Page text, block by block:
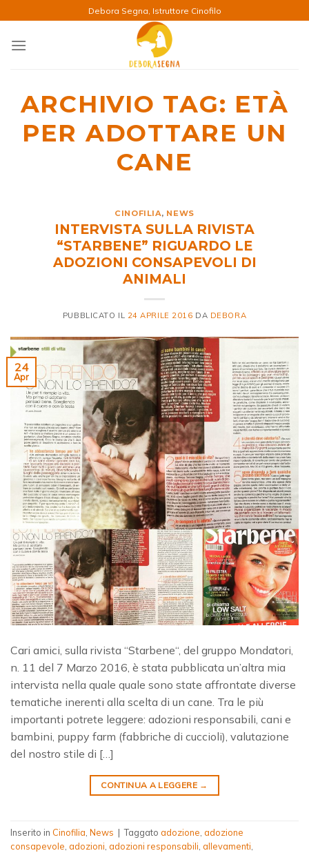
ai
contenuti
Debora Segna, Istruttore Cinofilo
ARCHIVIO TAG: ETÀ
PER ADOTTARE UN
CANE
CINOFILIA, NEWS
INTERVISTA SULLA RIVISTA
“STARBENE” RIGUARDO LE
ADOZIONI CONSAPEVOLI DI
ANIMALI
PUBBLICATO IL 24 APRILE 2016 DA DEBORA
24
Apr
Cari amici, sulla rivista “Starbene“, del gruppo Mondatori,
n. 11 del 7 Marzo 2016, è stata pubblicata un’altra mia
intervista nella quale quale sono state affrontate diverse
tematiche inerenti alla scelta di un cane. Tra le più
importanti potrete leggere: adozioni responsabili, cani e
bambini, puppy farm (fabbriche di cuccioli), valutazione
del nostro stile di […]
CONTINUA A LEGGERE →
Inserito in Cinofilia, News | Taggato adozione, adozione
consapevole, adozioni, adozioni responsabili, allevamenti,